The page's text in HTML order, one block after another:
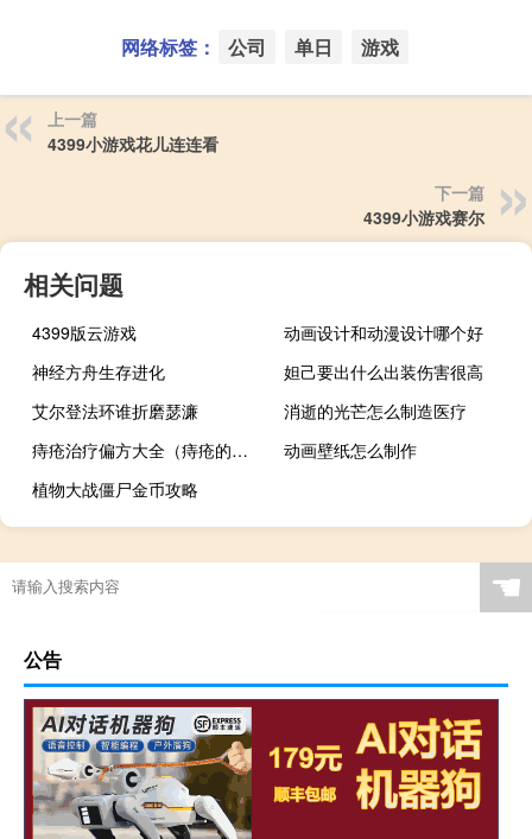
网络标签： 公司 单日 游戏
上一篇
4399小游戏花儿连连看
下一篇
4399小游戏赛尔
相关问题
4399版云游戏
动画设计和动漫设计哪个好
神经方舟生存进化
妲己要出什么出装伤害很高
艾尔登法环谁折磨瑟濂
消逝的光芒怎么制造医疗
痔疮治疗偏方大全（痔疮的治疗方法偏方）
动画壁纸怎么制作
植物大战僵尸金币攻略
☚
公告